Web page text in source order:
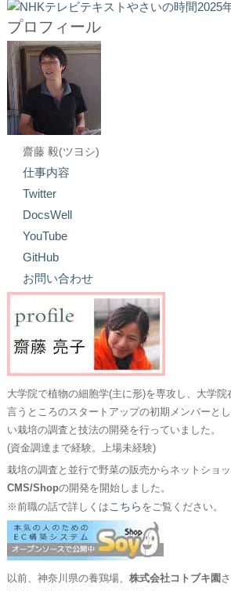
プロフィール
齋藤 毅(ツヨシ)
仕事内容
Twitter
DocsWell
YouTube
GitHub
お問い合わせ
大学院で植物の細胞学(主に形)を専攻し、大学
言うところのスタートアップの初期メンバーと
い栽培の調査と技法の開発を行っていました。
(資金調達まで経験。上場未経験)
栽培の調査と並行で野菜の販売からネットショ
CMS/Shopの開発を開始しました。
※前職の話で詳しくはこちら をご覧ください。
以前、神奈川県の養鶏場、 株式会社コトブキ園